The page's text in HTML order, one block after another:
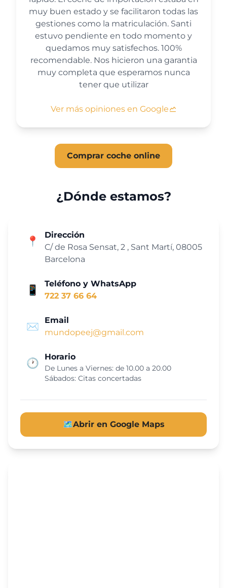
muy buen estado y se facilitaron todas las
gestiones como la matriculación. Santi
estuvo pendiente en todo momento y
quedamos muy satisfechos. 100%
recomendable. Nos hicieron una garantia
muy completa que esperamos nunca
tener que utilizar
Ver más opiniones en Google
Comprar coche online
¿Dónde estamos?
📍
Dirección
C/ de Rosa Sensat, 2 , Sant Martí, 08005
Barcelona
📱
Teléfono y WhatsApp
722 37 66 64
✉️
Email
mundopeej@gmail.com
🕐
Horario
De Lunes a Viernes: de 10.00 a 20.00
Sábados: Citas concertadas
🗺️Abrir en Google Maps